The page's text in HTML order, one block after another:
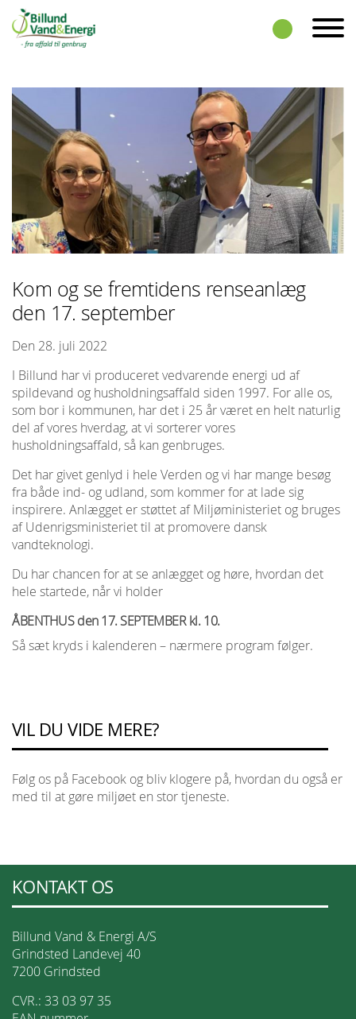
Kom og se fremtidens renseanlæg
den 17. september
Den 28. juli 2022
I Billund har vi produceret vedvarende energi ud af
spildevand og husholdningsaffald siden 1997. For alle os,
som bor i kommunen, har det i 25 år været en helt naturlig
del af vores hverdag, at vi sorterer vores
husholdningsaffald, så kan genbruges.
Det har givet genlyd i hele Verden og vi har mange besøg
fra både ind- og udland, som kommer for at lade sig
inspirere. Anlægget er støttet af Miljøministeriet og bruges
af Udenrigsministeriet til at promovere dansk
vandteknologi.
Du har chancen for at se anlægget og høre, hvordan det
hele startede, når vi holder
ÅBENTHUS den 17. SEPTEMBER kl. 10.
Så sæt kryds i kalenderen – nærmere program følger.
VIL DU VIDE MERE?
Følg os på Facebook og bliv klogere på, hvordan du også er
med til at gøre miljøet en stor tjeneste.
KONTAKT OS
Billund Vand & Energi A/S
Grindsted Landevej 40
7200 Grindsted
CVR.: 33 03 97 35